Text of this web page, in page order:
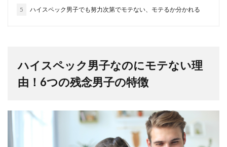
5 ハイスペック男子でも努力次第でモテない、モテるか分かれる
ハイスペック男子なのにモテない理
由！6つの残念男子の特徴